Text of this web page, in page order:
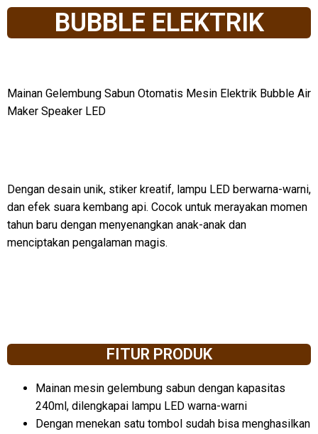
BUBBLE ELEKTRIK
Mainan Gelembung Sabun Otomatis Mesin Elektrik Bubble Air
Maker Speaker LED
Dengan desain unik, stiker kreatif, lampu LED berwarna-warni,
dan efek suara kembang api. Cocok untuk merayakan momen
tahun baru dengan menyenangkan anak-anak dan
menciptakan pengalaman magis.
FITUR PRODUK
Mainan mesin gelembung sabun dengan kapasitas
240ml, dilengkapai lampu LED warna-warni
Dengan menekan satu tombol sudah bisa menghasilkan